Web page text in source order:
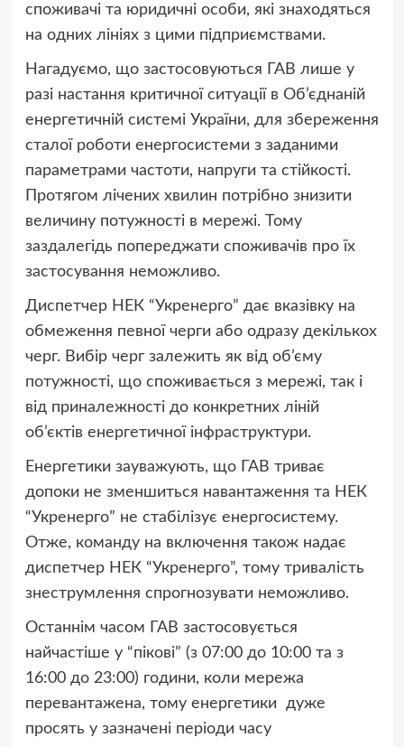
споживачі та юридичні особи, які знаходяться
на одних лініях з цими підприємствами.
Нагадуємо, що застосовуються ГАВ лише у
разі настання критичної ситуації в Об’єднаній
енергетичній системі України, для збереження
сталої роботи енергосистеми з заданими
параметрами частоти, напруги та стійкості.
Протягом лічених хвилин потрібно знизити
величину потужності в мережі. Тому
заздалегідь попереджати споживачів про їх
застосування неможливо.
Диспетчер НЕК “Укренерго” дає вказівку на
обмеження певної черги або одразу декількох
черг. Вибір черг залежить як від об’єму
потужності, що споживається з мережі, так і
від приналежності до конкретних ліній
об’єктів енергетичної інфраструктури.
Енергетики зауважують, що ГАВ триває
допоки не зменшиться навантаження та НЕК
“Укренерго” не стабілізує енергосистему.
Отже, команду на включення також надає
диспетчер НЕК “Укренерго”, тому тривалість
знеструмлення спрогнозувати неможливо.
Останнім часом ГАВ застосовується
найчастіше у “пікові” (з 07:00 до 10:00 та з
16:00 до 23:00) години, коли мережа
перевантажена, тому енергетики дуже
просять у зазначені періоди часу